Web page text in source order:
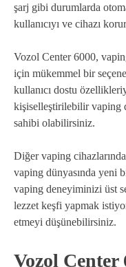
şarj gibi durumlarda
kullanıcıyı ve cihazı
Vozol Center 6000,
için mükemmel bir
kullanıcı dostu
kişiselleştirilebilir vaping
sahibi olabilirsiniz.
Diğer vaping
vaping dünyasında yeni
vaping deneyiminizi üst
lezzet keşfi yapmak
etmeyi düşünebilirsiniz.
Vozol Center